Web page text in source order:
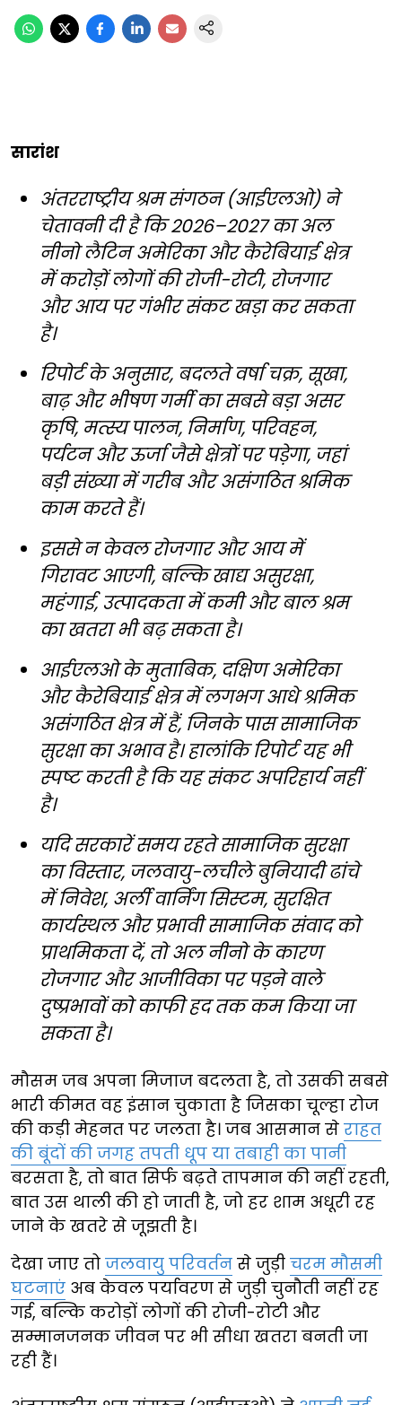
सारांश
अंतरराष्ट्रीय श्रम संगठन (आईएलओ) ने
चेतावनी दी है कि 2026–2027 का अल
नीनो लैटिन अमेरिका और कैरेबियाई क्षेत्र
में करोड़ों लोगों की रोजी-रोटी, रोजगार
और आय पर गंभीर संकट खड़ा कर सकता
है।
रिपोर्ट के अनुसार, बदलते वर्षा चक्र, सूखा,
बाढ़ और भीषण गर्मी का सबसे बड़ा असर
कृषि, मत्स्य पालन, निर्माण, परिवहन,
पर्यटन और ऊर्जा जैसे क्षेत्रों पर पड़ेगा, जहां
बड़ी संख्या में गरीब और असंगठित श्रमिक
काम करते हैं।
इससे न केवल रोजगार और आय में
गिरावट आएगी, बल्कि खाद्य असुरक्षा,
महंगाई, उत्पादकता में कमी और बाल श्रम
का खतरा भी बढ़ सकता है।
आईएलओ के मुताबिक, दक्षिण अमेरिका
और कैरेबियाई क्षेत्र में लगभग आधे श्रमिक
असंगठित क्षेत्र में हैं, जिनके पास सामाजिक
सुरक्षा का अभाव है। हालांकि रिपोर्ट यह भी
स्पष्ट करती है कि यह संकट अपरिहार्य नहीं
है।
यदि सरकारें समय रहते सामाजिक सुरक्षा
का विस्तार, जलवायु-लचीले बुनियादी ढांचे
में निवेश, अर्ली वार्निंग सिस्टम, सुरक्षित
कार्यस्थल और प्रभावी सामाजिक संवाद को
प्राथमिकता दें, तो अल नीनो के कारण
रोजगार और आजीविका पर पड़ने वाले
दुष्प्रभावों को काफी हद तक कम किया जा
सकता है।
मौसम जब अपना मिजाज बदलता है, तो उसकी सबसे
भारी कीमत वह इंसान चुकाता है जिसका चूल्हा रोज
की कड़ी मेहनत पर जलता है। जब आसमान से राहत
की बूंदों की जगह तपती धूप या तबाही का पानी
बरसता है, तो बात सिर्फ बढ़ते तापमान की नहीं रहती,
बात उस थाली की हो जाती है, जो हर शाम अधूरी रह
जाने के खतरे से जूझती है।
देखा जाए तो जलवायु परिवर्तन से जुड़ी चरम मौसमी
घटनाएं अब केवल पर्यावरण से जुड़ी चुनौती नहीं रह
गई, बल्कि करोड़ों लोगों की रोजी-रोटी और
सम्मानजनक जीवन पर भी सीधा खतरा बनती जा
रही हैं।